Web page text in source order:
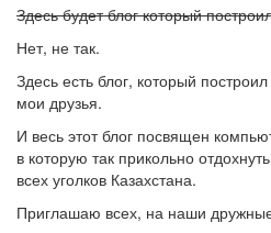
Здесь будет блог который
Нет, не так.
Здесь есть блог, который
мои друзья.
И весь этот блог посвящен
в которую так прикольно
всех уголков Казахстана.
Приглашаю всех, на наши